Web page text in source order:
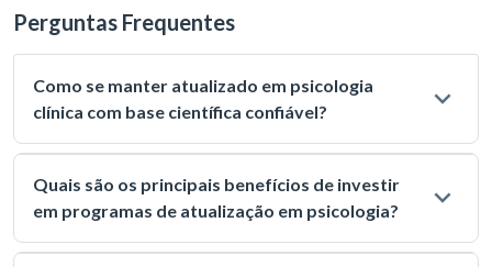
Perguntas Frequentes
Como se manter atualizado em psicologia
clínica com base científica confiável?
Quais são os principais benefícios de investir
em programas de atualização em psicologia?